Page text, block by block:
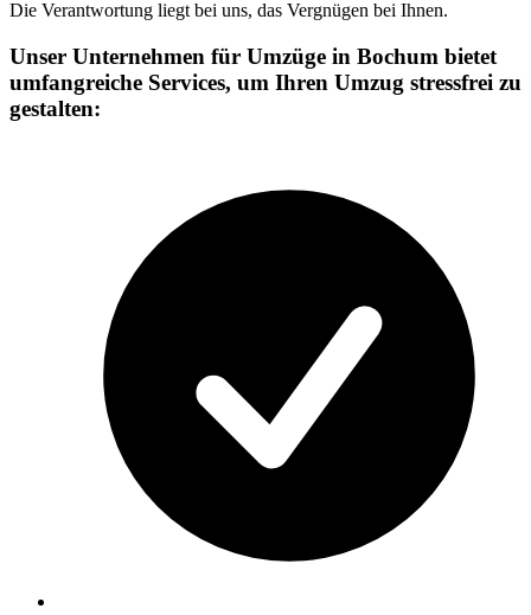
Die Verantwortung liegt bei uns, das Vergnügen bei Ihnen.
Unser Unternehmen für Umzüge in Bochum bietet
umfangreiche Services, um Ihren Umzug stressfrei zu
gestalten: